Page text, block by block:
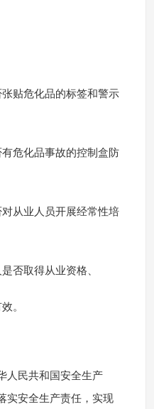
贴危化品的标签和警示
危化品事故的控制盒防
从业人员开展经常性培
否取得从业资格、
。
人民共和国安全生产
实安全生产责任，实现